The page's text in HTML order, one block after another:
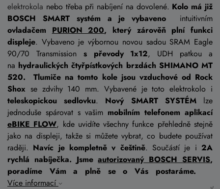
elektrokola nebo třeba při nabíjení na dovolené. Kolo má již
BOSCH SMART systém a je vybaveno
intuitivním
ovladačem PURION 200, který zárověň plní funkci
displeje. Vybaveno je výbornou novou sadou SRAM Eagle
90/70 Transmissions převody 1x12, UDH patkou a
na hydraulických čtyřpístkových brzdách SHIMANO MT
520.
Tlumiče na tomto kole jsou vzduchové od Rock
Shox se zdvihy 140 mm. Vybavené je toto elektrokolo i
teleskopickou sedlovku. Nový SMART SYSTÉMlze
jednoduše spárovat s vašim mobilním telefonem aplikací
eBIKE FLOW, kde uvidíte všechny funkce přehledně stejně
jako na displeji, takže si můžete vybrat, co budete používat
raději. Navíc je kompletně v češtině. Součástí je i2A
rychlá nabíječka. Jsmeautorizovaný BOSCH SERVIS,
poradíme Vám a plně se o Vás postaráme.
Více informací